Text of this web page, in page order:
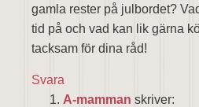
gamla rester på julbordet?
tid på och vad kan lik gärna
tacksam för dina råd!
Svara
A-mamman skriver: